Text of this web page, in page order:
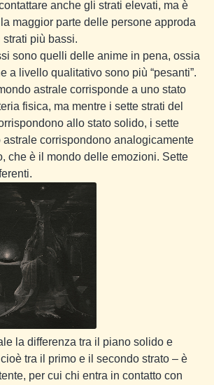
anche gli strati elevati, ma è
maggior parte delle persone approda
più bassi.
sono quelli delle anime in pena, ossia
a livello qualitativo sono più “pesanti”.
astrale corrisponde a uno stato
fisica, ma mentre i sette strati del
allo stato solido, i sette
astrale corrispondono analogicamente
che è il mondo delle emozioni. Sette
la differenza tra il piano solido e
tra il primo e il secondo strato – è
per cui chi entra in contatto con